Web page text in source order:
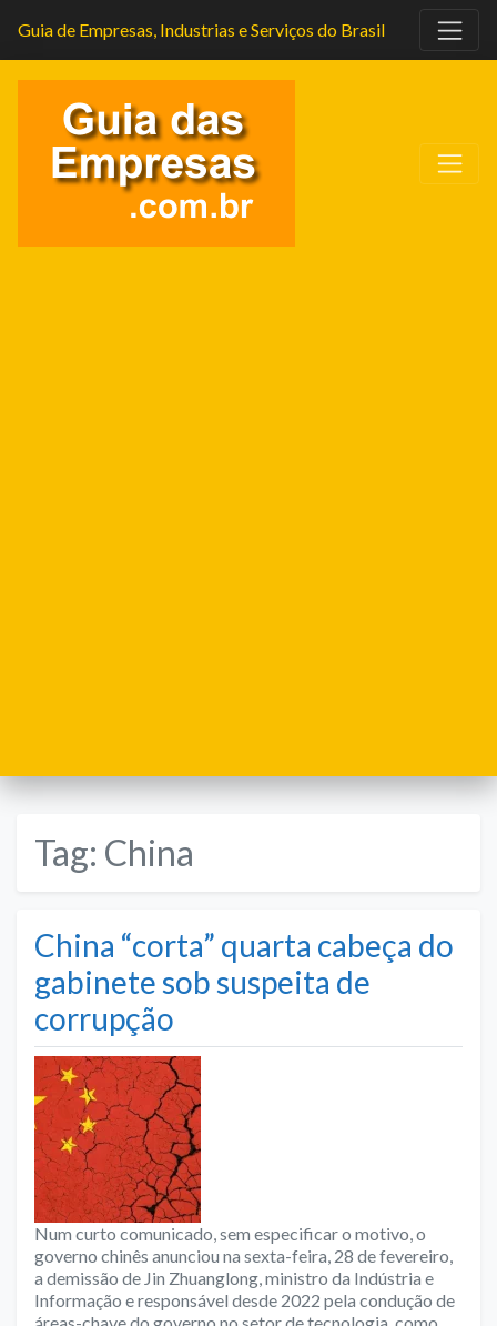
Guia de Empresas, Industrias e Serviços do Brasil
Tag: China
China “corta” quarta cabeça do
gabinete sob suspeita de
corrupção
Num curto comunicado, sem especificar o motivo, o
governo chinês anunciou na sexta-feira, 28 de fevereiro,
a demissão de Jin Zhuanglong, ministro da Indústria e
Informação e responsável desde 2022 pela condução de